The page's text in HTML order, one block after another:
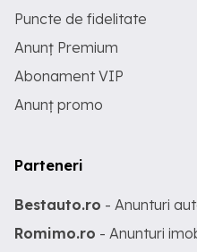
Puncte de fidelitate
Anunț Premium
Abonament VIP
Anunț promo
Parteneri
Bestauto.ro - Anunturi
Romimo.ro - Anunturi